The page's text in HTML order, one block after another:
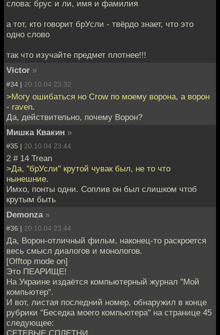
слова: брус и ли, имя и фамилия
а тот, кто говорит брУсли - твёрдо знает, что это
одно слово
так что изучайте предмет плотнее!!!
Victor »
#34 | 20.10.04 23:32
>Могу ошибаться но Crow по моему ворона, а ворон
- raven.
Да, действительно, почему Ворон?
Мишка Квакин »
#35 | 20.10.04 23:44
2 # 14 Trean
>Да, "брУсли" крутой чувак был, не то что
нынешние.
Имхо, понты одни. Соплив он был слишком чтоб
крутым быть
Demonza »
#36 | 20.10.04 23:44
Да, Ворон-отличный фильм, наконец-то раскроется
весь смысл диалогов и монологов.
[Offtop mode on]
Это ПЕАРИЩЕ!
На Украине издаётся компьютерный журнал "Мой
компьютер".
И вот, листая последний номер, обнаружил в конце
рубрики "Беседка моего компьютера" на странице 45
следующее:
СЕТЕВЫЕ СПЛЕТНИ